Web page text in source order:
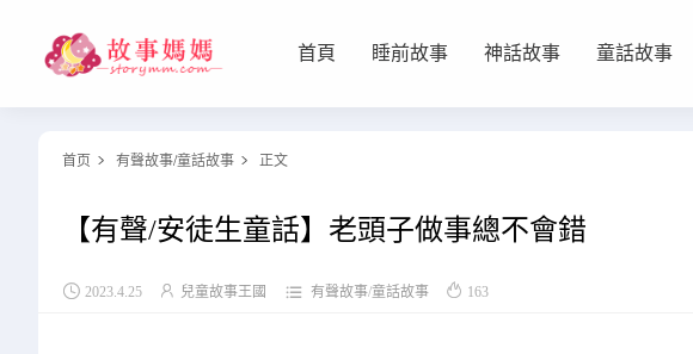
首頁 睡前故事 神話故事 童話故事
设置菜单 查看教程
首页  有聲故事/童話故事  正文
【有聲/安徒生童話】老頭子做事總不會錯
 2023.4.25  兒童故事王國  有聲故事/童話故事  163